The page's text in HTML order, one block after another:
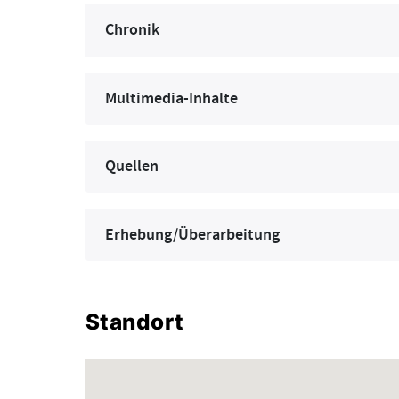
Chronik
Multimedia-Inhalte
Quellen
Erhebung/Überarbeitung
Standort